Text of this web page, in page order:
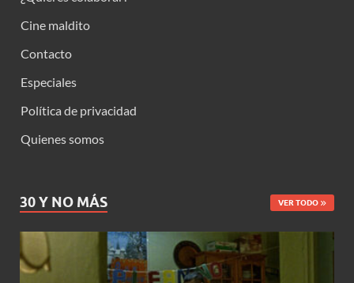
Cine maldito
Contacto
Especiales
Política de privacidad
Quienes somos
30 Y NO MÁS VER TODO